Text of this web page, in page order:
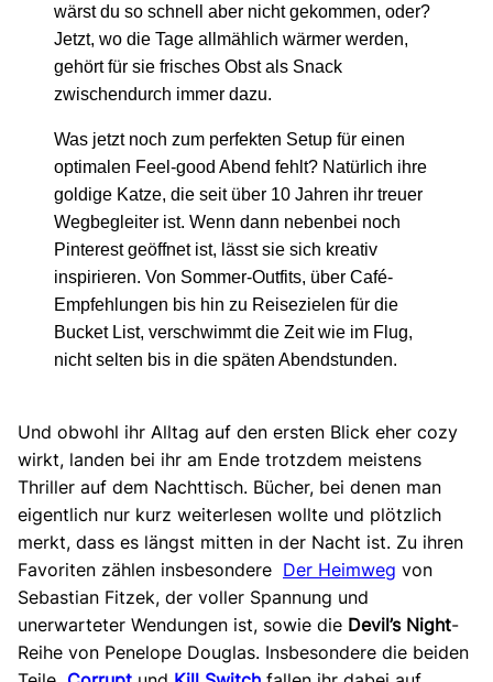
wärst du so schnell aber nicht gekommen, oder?
Jetzt, wo die Tage allmählich wärmer werden,
gehört für sie frisches Obst als Snack
zwischendurch immer dazu.
Was jetzt noch zum perfekten Setup für einen
optimalen Feel-good Abend fehlt? Natürlich ihre
goldige Katze, die seit über 10 Jahren ihr treuer
Wegbegleiter ist. Wenn dann nebenbei noch
Pinterest geöffnet ist, lässt sie sich kreativ
inspirieren. Von Sommer-Outfits, über Café-
Empfehlungen bis hin zu Reisezielen für die
Bucket List, verschwimmt die Zeit wie im Flug,
nicht selten bis in die späten Abendstunden.
Und obwohl ihr Alltag auf den ersten Blick eher cozy
wirkt, landen bei ihr am Ende trotzdem meistens
Thriller auf dem Nachttisch. Bücher, bei denen man
eigentlich nur kurz weiterlesen wollte und plötzlich
merkt, dass es längst mitten in der Nacht ist. Zu ihren
Favoriten zählen insbesondere Der Heimweg von
Sebastian Fitzek, der voller Spannung und
unerwarteter Wendungen ist, sowie die Devil’s Night-
Reihe von Penelope Douglas. Insbesondere die beiden